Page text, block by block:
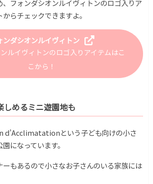
、フォンダシオンルイヴィトンのロゴ入りア
らチェックできますよ。
ンダシオンルイヴィトン
ルイヴィトンのロゴ入りアイテムはこ
こから！
しめるミニ遊園地も
d’Acclimatationという子ども向けの小さ
になっています。
ーもあるので小さなお子さんのいる家族には